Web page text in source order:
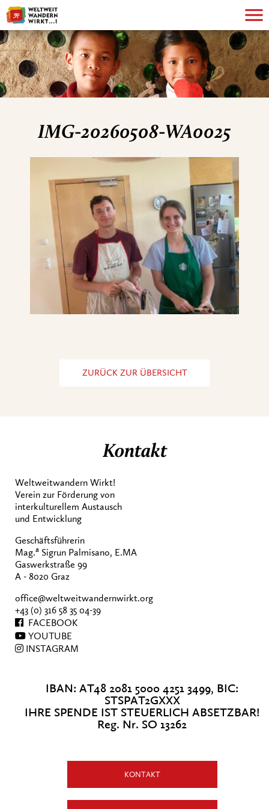
IMG-20260508-WA0025
ZURÜCK ZUR ÜBERSICHT
Kontakt
Weltweitwandern Wirkt!
Verein zur Förderung von
interkulturellem Austausch
und Entwicklung
Geschäftsführerin
Mag.a Sigrun Palmisano, E.MA
Gaswerkstraße 99
A - 8020 Graz
office@weltweitwandernwirkt.org
+43 (0) 316 58 35 04-39
FACEBOOK
YOUTUBE
INSTAGRAM
IBAN: AT48 2081 5000 4251 3499, BIC:
STSPAT2GXXX
IHRE SPENDE IST STEUERLICH ABSETZBAR!
Reg. Nr. SO 13262
KONTAKT